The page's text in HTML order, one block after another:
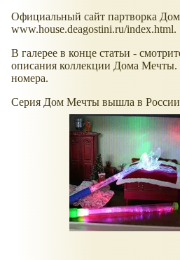
Официальный сайт партворка
www.house.deagostini.ru/index.html.
В галерее в конце статьи -
описания коллекции Дома
номера.
Серия Дом Мечты вышла в России